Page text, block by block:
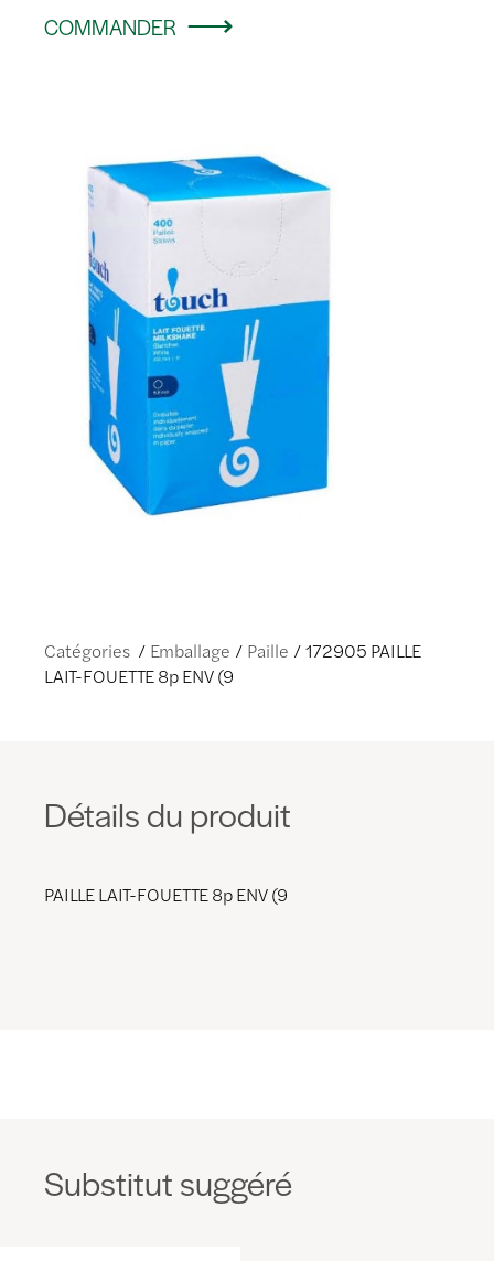
COMMANDER
Catégories Emballage Paille
172905 PAILLE
LAIT-FOUETTE 8p ENV (9
Détails du produit
PAILLE LAIT-FOUETTE 8p ENV (9
Substitut suggéré